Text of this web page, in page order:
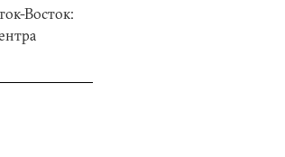
Восток: